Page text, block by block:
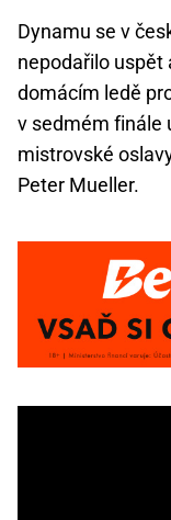
Dynamu se v
nepodařilo uspět
domácím ledě
v sedmém finále
mistrovské
Peter Mueller.